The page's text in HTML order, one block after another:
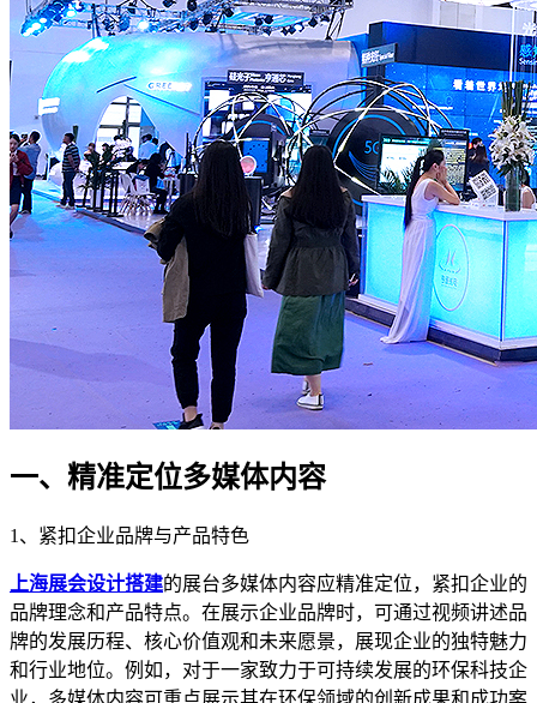
一、精准定位多媒体内容
1、紧扣企业品牌与产品特色
上海展会设计搭建的展台多媒体内容应精准定位，紧扣企业的
品牌理念和产品特点。在展示企业品牌时，可通过视频讲述品
牌的发展历程、核心价值观和未来愿景，展现企业的独特魅力
和行业地位。例如，对于一家致力于可持续发展的环保科技企
业，多媒体内容可重点展示其在环保领域的创新成果和成功案